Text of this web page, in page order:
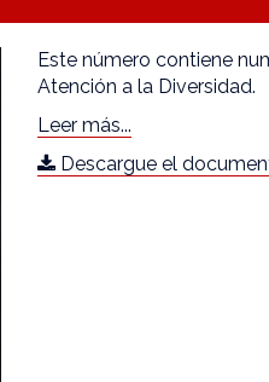
Este número contiene
Atención a la Diversidad.
Leer más...
Descargue el